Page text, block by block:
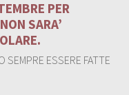
PER
SARA’
SEMPRE ESSERE FATTE